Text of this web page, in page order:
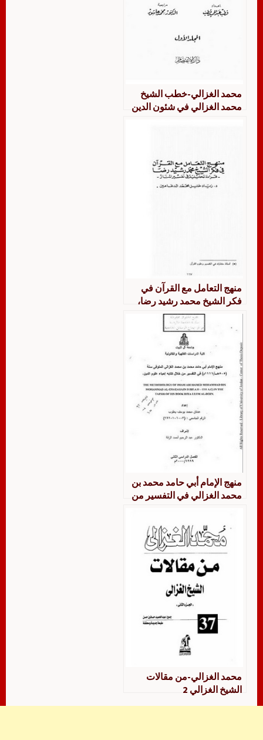
محمد الغزالي-خطب الشيخ
محمد الغزالي في شئون الدين
منهج التعامل مع القرآن في
فكر الشيخ محمد رشيد رضا،
قراءة تحليلية في تفسير المنار
منهج الإمام أبي حامد محمد بن
محمد الغزالي في التفسير من
محمد الغزالي-من مقالات
الشيخ الغزالي 2